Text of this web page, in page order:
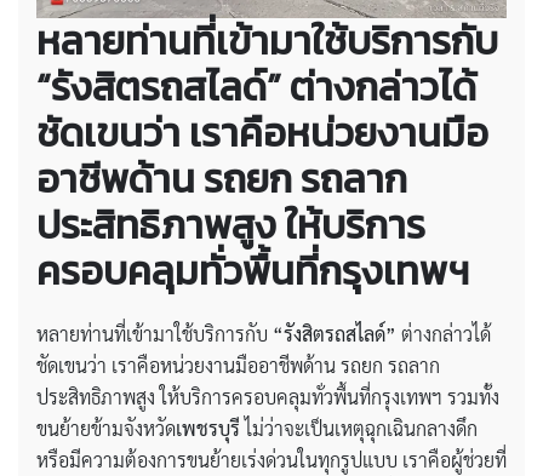
หลายท่านที่เข้ามาใช้บริการกับ
“รังสิตรถสไลด์” ต่างกล่าวได้
ชัดเขนว่า เราคือหน่วยงานมือ
อาชีพด้าน รถยก รถลาก
ประสิทธิภาพสูง ให้บริการ
ครอบคลุมทั่วพื้นที่กรุงเทพฯ
หลายท่านที่เข้ามาใช้บริการกับ “รังสิตรถสไลด์” ต่างกล่าวได้
ชัดเขนว่า เราคือหน่วยงานมืออาชีพด้าน รถยก รถลาก
ประสิทธิภาพสูง ให้บริการครอบคลุมทั่วพื้นที่กรุงเทพฯ รวมทั้ง
ขนย้ายข้ามจังหวัดเพชรบุรีไม่ว่าจะเป็นเหตุฉุกเฉินกลางดึก
หรือมีความต้องการขนย้ายเร่งด่วนในทุกรูปแบบ เราคือผู้ช่วยที่